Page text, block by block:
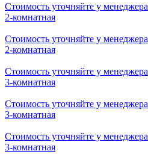
Стоимость уточняйте у менеджера
2-комнатная
Стоимость уточняйте у менеджера
2-комнатная
Стоимость уточняйте у менеджера
3-комнатная
Стоимость уточняйте у менеджера
3-комнатная
Стоимость уточняйте у менеджера
3-комнатная